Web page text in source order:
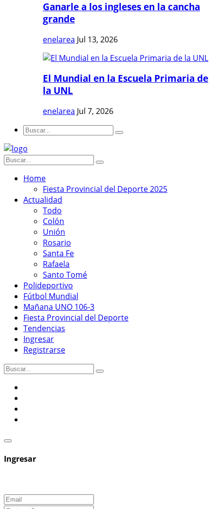
Ganarle a los ingleses en la cancha
grande
enelarea Jul 13, 2026
El Mundial en la Escuela Primaria de
la UNL
enelarea Jul 7, 2026
Home
Fiesta Provincial del Deporte 2025
Actualidad
Todo
Colón
Unión
Rosario
Santa Fe
Rafaela
Santo Tomé
Polideportivo
Fútbol Mundial
Mañana UNO 106-3
Fiesta Provincial del Deporte
Tendencias
Ingresar
Registrarse
Ingresar